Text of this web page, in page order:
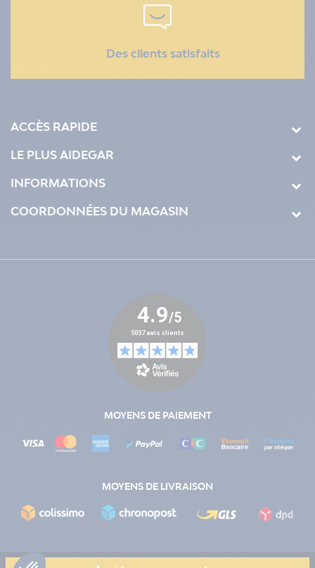
Des clients satisfaits
ACCÈS RAPIDE
LE PLUS AIDEGAR
INFORMATIONS
COORDONNÉES DU MAGASIN
MOYENS DE PAIEMENT
MOYENS DE LIVRAISON